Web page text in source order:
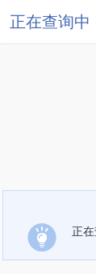
正在查询中
正